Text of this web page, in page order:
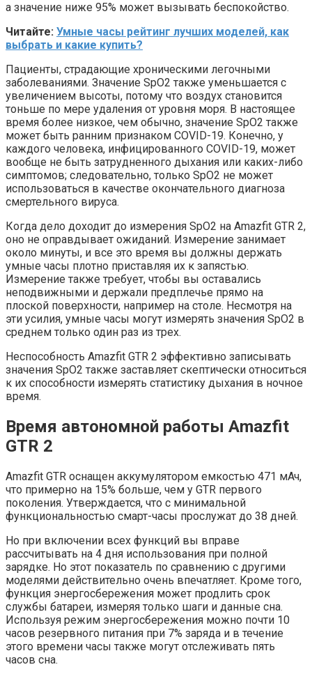
а значение ниже 95% может вызывать беспокойство.
Читайте: Умные часы рейтинг лучших моделей, как
выбрать и какие купить?
Пациенты, страдающие хроническими легочными
заболеваниями. Значение SpO2 также уменьшается с
увеличением высоты, потому что воздух становится
тоньше по мере удаления от уровня моря. В настоящее
время более низкое, чем обычно, значение SpO2 также
может быть ранним признаком COVID-19. Конечно, у
каждого человека, инфицированного COVID-19, может
вообще не быть затрудненного дыхания или каких-либо
симптомов; следовательно, только SpO2 не может
использоваться в качестве окончательного диагноза
смертельного вируса.
Когда дело доходит до измерения SpO2 на Amazfit GTR 2,
оно не оправдывает ожиданий. Измерение занимает
около минуты, и все это время вы должны держать
умные часы плотно приставляя их к запястью.
Измерение также требует, чтобы вы оставались
неподвижными и держали предплечье прямо на
плоской поверхности, например на столе. Несмотря на
эти усилия, умные часы могут измерять значения SpO2 в
среднем только один раз из трех.
Неспособность Amazfit GTR 2 эффективно записывать
значения SpO2 также заставляет скептически относиться
к их способности измерять статистику дыхания в ночное
время.
Время автономной работы Amazfit
GTR 2
Amazfit GTR оснащен аккумулятором емкостью 471 мАч,
что примерно на 15% больше, чем у GTR первого
поколения. Утверждается, что с минимальной
функциональностью смарт-часы прослужат до 38 дней.
Но при включении всех функций вы вправе
рассчитывать на 4 дня использования при полной
зарядке. Но этот показатель по сравнению с другими
моделями действительно очень впечатляет. Кроме того,
функция энергосбережения может продлить срок
службы батареи, измеряя только шаги и данные сна.
Используя режим энергосбережения можно почти 10
часов резервного питания при 7% заряда и в течение
этого времени часы также могут отслеживать пять
часов сна.